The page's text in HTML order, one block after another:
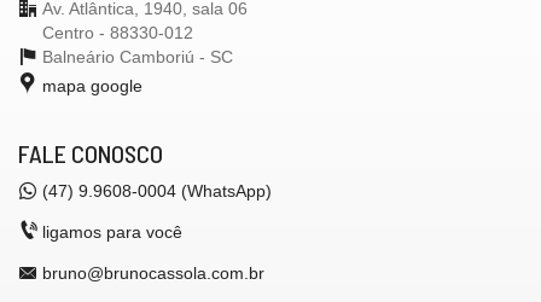
Av. Atlântica, 1940, sala 06
Centro - 88330-012
Balneário Camboriú - SC
mapa google
FALE CONOSCO
(47) 9.9608-0004 (WhatsApp)
ligamos para você
bruno@brunocassola.com.br